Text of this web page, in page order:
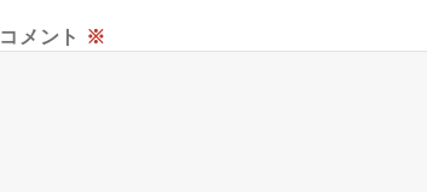
コメント ※